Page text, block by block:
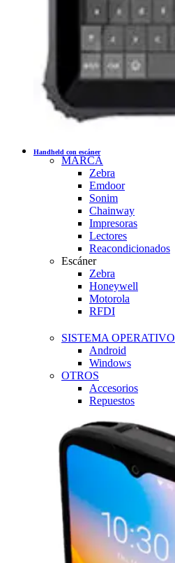
Handheld con escáner
MARCA
Zebra
Emdoor
Sonim
Chainway
Impresoras
Lectores
Reacondicionados
Escáner
Zebra
Honeywell
Motorola
RFDI
SISTEMA OPERATIVO
Android
Windows
OTROS
Accesorios
Repuestos